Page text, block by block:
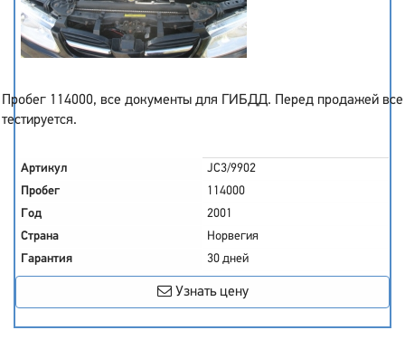
Пробег 114000, все документы для ГИБДД. Перед продажей все
тестируется.
Артикул
JC3/9902
Пробег
114000
Год
2001
Страна
Норвегия
Гарантия
30 дней
Узнать цену